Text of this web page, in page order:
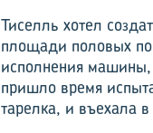
Тиселль хотел
площади половых
исполнения
пришло время
тарелка, и въехала в